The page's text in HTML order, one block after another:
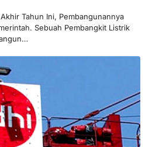
Tahun Ini, Pembangunannya
Sebuah Pembangkit Listrik
KPR Wiraswasta: Ada
Pembiayaan Rumah Bagi
Usaha?
27, 2026
Tabungan Negara (BTN) baru-
mengungkapkan skema Kredit